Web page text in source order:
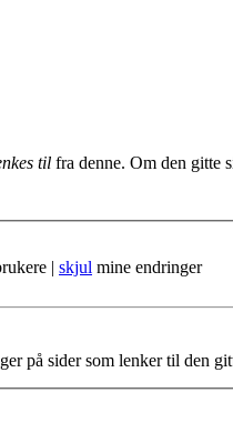
til fra denne. Om den gitte
| skjul mine endringer
på sider som lenker til den